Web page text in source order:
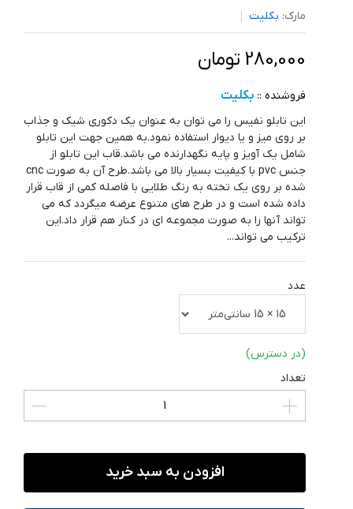
مارک: بکلیت
280,000 تومان
فروشنده :: بکلیت
این تابلو نفیس را می توان به عنوان یک دکوری شیک و جذاب
بر روی میز و یا دیوار استفاده نمود.به همین جهت این تابلو
شامل یک آویز و پایه نگهدارنده می باشد.قاب این تابلو از
جنس pvc با کیفیت بسیار بالا می باشد.طرح آن به صورت cnc
شده بر روی یک تخته به رنگ طلایی با فاصله کمی از قاب قرار
داده شده است و در طرح های متنوع عرضه میگردد که می
تواند آنها را به صورت مجموعه ای در کنار هم قرار داد.این
ترکیب می تواند...
عدد
(در دسترس)
تعداد
افزودن به سبد خرید